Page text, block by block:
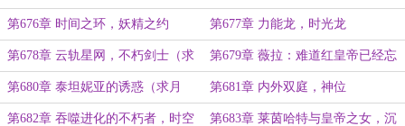
第676章 时间之环，妖精之约 第677章 力能龙，时光龙
第678章 云轨星网，不朽剑士（求
月票）
第679章 薇拉：难道红皇帝已经忘
却往日种种了吗？
第680章 泰坦妮亚的诱惑（求月
票）
第681章 内外双庭，神位
第682章 吞噬进化的不朽者，时空 第683章 莱茵哈特与皇帝之女，沉